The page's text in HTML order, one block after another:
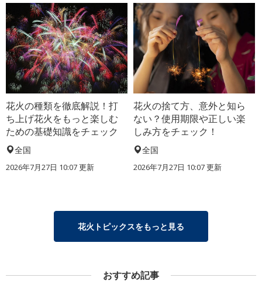
花火の種類を徹底解説！打
ち上げ花火をもっと楽しむ
ための基礎知識をチェック
全国
2026年7月27日 10:07 更新
花火の捨て方、意外と知ら
ない？使用期限や正しい楽
しみ方をチェック！
全国
2026年7月27日 10:07 更新
花火トピックスをもっと見る
おすすめ記事